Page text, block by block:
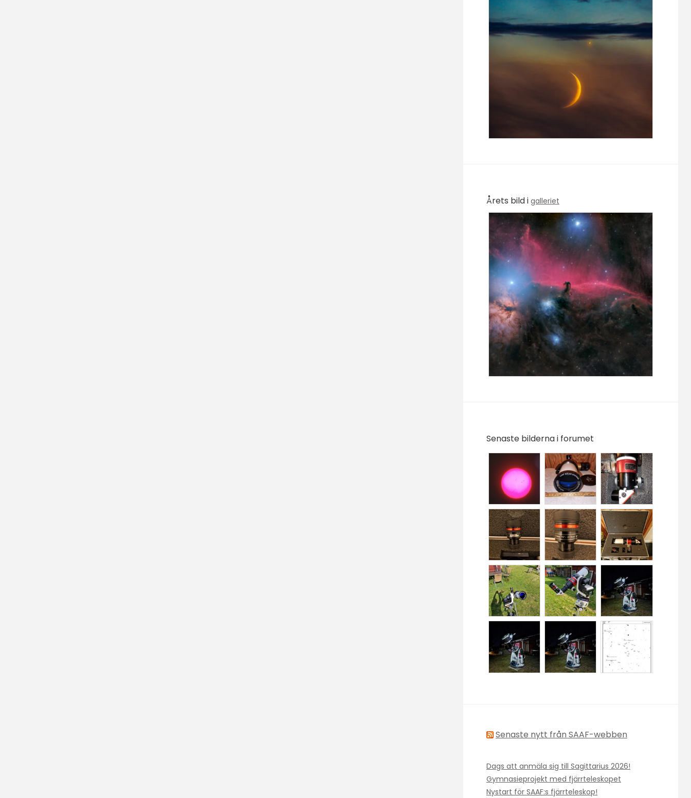
Årets bild i galleriet
Senaste bilderna i forumet
Senaste nytt från SAAF-webben
Dags att anmäla sig till Sagittarius 2026!
Gymnasieprojekt med fjärrteleskopet
Nystart för SAAF:s fjärrteleskop!